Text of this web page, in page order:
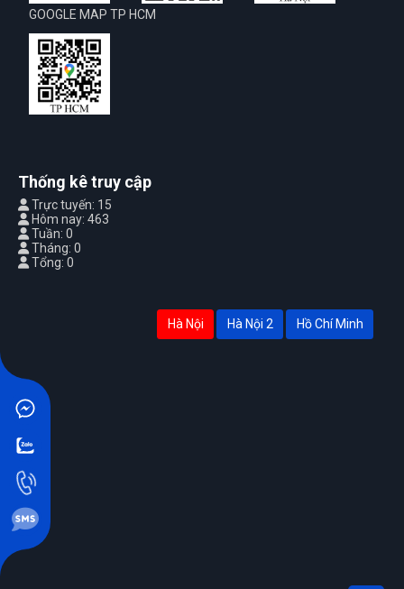
GOOGLE MAP TP HCM
Thống kê truy cập
Trực tuyến: 15
Hôm nay: 463
Tuần: 0
Tháng: 0
Tổng: 0
Hà Nội Hà Nội 2 Hồ Chí Minh